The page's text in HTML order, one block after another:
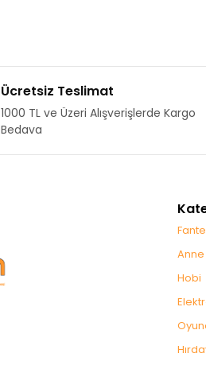
Ücretsiz Teslimat
1000 TL ve Üzeri Alışverişlerde Kargo
Bedava
Hobi